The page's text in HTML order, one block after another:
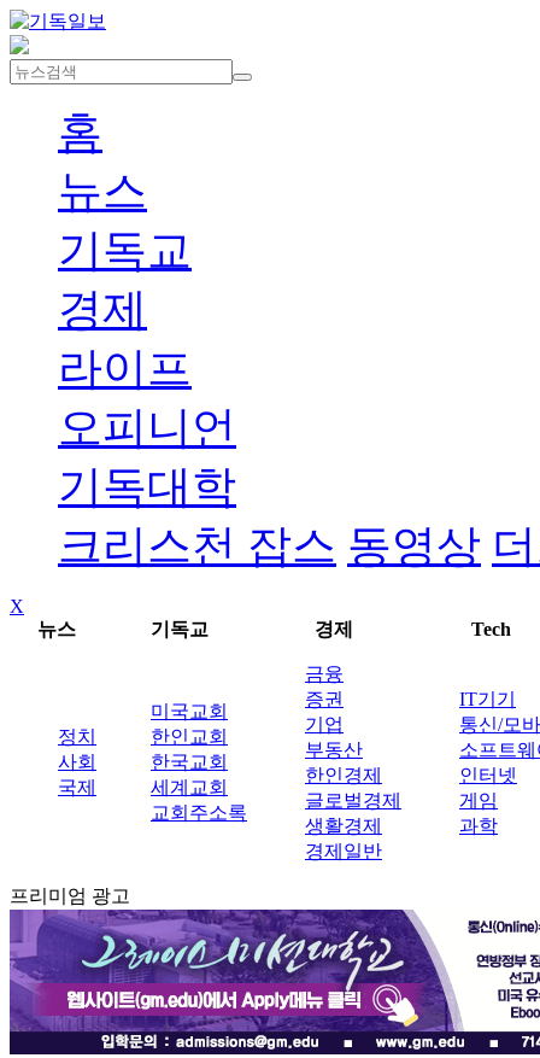
홈
뉴스
기독교
경제
라이프
오피니언
기독대학
크리스천 잡스 동영상
X
뉴스
기독교 경제 Tech
정치
사회
국제
미국교회
한인교회
한국교회
세계교회
교회주소록
금융
증권
기업
부동산
한인경제
글로벌경제
생활경제
경제일반
IT기기
통신/모
소프트웨
인터넷
게임
과학
프리미엄 광고